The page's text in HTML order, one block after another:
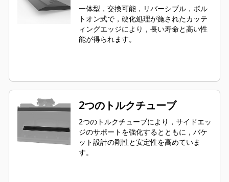
一体型，交換可能，リバーシブル，ボル
トオン式で，硬化処理が施されたカッテ
ィングエッジにより，長い寿命と高い性
能が得られます。
2つのトルクチューブ
2つのトルクチューブにより，サイドエッ
ジのサポートを強化するとともに，バケ
ット設計の剛性と安定性を高めていま
す。